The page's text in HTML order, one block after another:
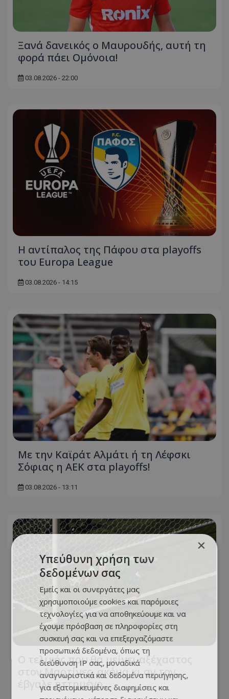
Ξανά δανεικός ο Μαυρουδής, αυτή τη
φορά πάει Ομόνοια!
03.08.2026 - 22:00
Η αντίπαλος της Πάφου στα playoffs
του Europa League
03.08.2026 - 14:15
Με την Καϊράτ Αλμάτι ή τη Λέφσκι
Σόφιας η ΑΕΚ στα playoffs!
03.08.2026 - 13:11
Ο τελικός που θα μείνει αξέχαστος
στον Μαρτίνες, ακόμα κι αν τον
έβγαλε ηττημένο…
×
Υπεύθυνη χρήση των
δεδομένων σας
Εμείς και οι συνεργάτες μας
χρησιμοποιούμε cookies και παρόμοιες
τεχνολογίες για να αποθηκεύουμε και να
έχουμε πρόσβαση σε πληροφορίες στη
συσκευή σας και να επεξεργαζόμαστε
προσωπικά δεδομένα, όπως τη
διεύθυνση IP σας, μοναδικά
αναγνωριστικά και δεδομένα περιήγησης,
για εξατομικευμένες διαφημίσεις και